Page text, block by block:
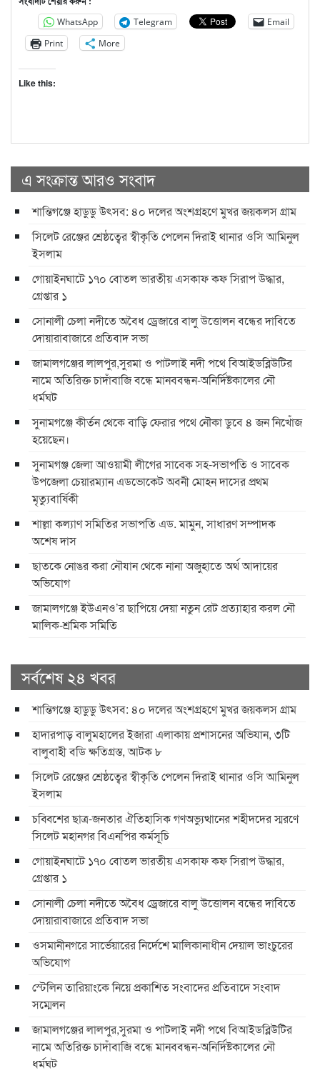
WhatsApp Telegram
Email
Print
More
Like this:
এ সংক্রান্ত আরও সংবাদ
শান্তিগঞ্জে হাডুডু উৎসব: ৪০ দলের অংশগ্রহণে মুখর জয়কলস গ্রাম
সিলেট রেঞ্জের শ্রেষ্ঠত্বের স্বীকৃতি পেলেন দিরাই থানার ওসি আমিনুল
ইসলাম
গোয়াইনঘাটে ১৭০ বোতল ভারতীয় এসকাফ কফ সিরাপ উদ্ধার,
গ্রেপ্তার ১
সোনালী চেলা নদীতে অবৈধ ড্রেজারে বালু উত্তোলন বন্ধের দাবিতে
দোয়ারাবাজারে প্রতিবাদ সভা
জামালগঞ্জের লালপুর,সুরমা ও পাটলাই নদী পথে বিআইডব্লিউটির
নামে অতিরিক্ত চাদাঁবাজি বন্ধে মানববন্ধন-অনির্দিষ্টকালের নৌ
ধর্মঘট
সুনামগঞ্জে কীর্তন থেকে বাড়ি ফেরার পথে নৌকা ডুবে ৪ জন নিখোঁজ
হয়েছেন।
সুনামগঞ্জ জেলা আওয়ামী লীগের সাবেক সহ-সভাপতি ও সাবেক
উপজেলা চেয়ারম্যান এডভোকেট অবনী মোহন দাসের প্রথম
মৃত্যুবার্ষিকী
শাল্লা কল্যাণ সমিতির সভাপতি এড. মামুন, সাধারণ সম্পাদক
অশেষ দাস
ছাতকে নোঙর করা নৌযান থেকে নানা অজুহাতে অর্থ আদায়ের
অভিযোগ
জামালগঞ্জে ইউএনও’র ছাপিয়ে দেয়া নতুন রেট প্রত্যাহার করল নৌ
মালিক-শ্রমিক সমিতি
সর্বশেষ ২৪ খবর
শান্তিগঞ্জে হাডুডু উৎসব: ৪০ দলের অংশগ্রহণে মুখর জয়কলস গ্রাম
হাদারপাড় বালুমহালের ইজারা এলাকায় প্রশাসনের অভিযান, ৩টি
বালুবাহী বডি ক্ষতিগ্রস্ত, আটক ৮
সিলেট রেঞ্জের শ্রেষ্ঠত্বের স্বীকৃতি পেলেন দিরাই থানার ওসি আমিনুল
ইসলাম
চব্বিশের ছাত্র-জনতার ঐতিহাসিক গণঅভ্যুত্থানের শহীদদের স্মরণে
সিলেট মহানগর বিএনপির কর্মসূচি
গোয়াইনঘাটে ১৭০ বোতল ভারতীয় এসকাফ কফ সিরাপ উদ্ধার,
গ্রেপ্তার ১
সোনালী চেলা নদীতে অবৈধ ড্রেজারে বালু উত্তোলন বন্ধের দাবিতে
দোয়ারাবাজারে প্রতিবাদ সভা
ওসমানীনগরে সার্ভেয়ারের নির্দেশে মালিকানাধীন দেয়াল ভাংচুরের
অভিযোগ
স্টেলিন তারিয়াংকে নিয়ে প্রকাশিত সংবাদের প্রতিবাদে সংবাদ
সম্মেলন
জামালগঞ্জের লালপুর,সুরমা ও পাটলাই নদী পথে বিআইডব্লিউটির
নামে অতিরিক্ত চাদাঁবাজি বন্ধে মানববন্ধন-অনির্দিষ্টকালের নৌ
ধর্মঘট